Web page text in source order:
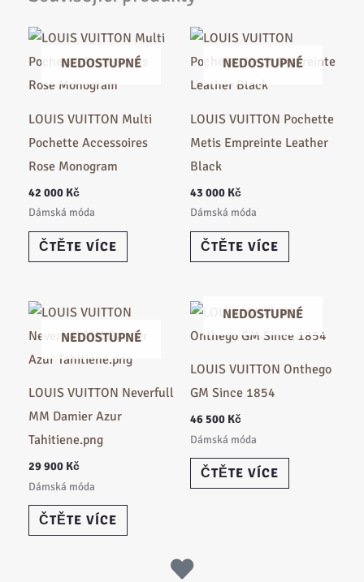
NEDOSTUPNÉ
LOUIS VUITTON Multi
Pochette Accessoires
Rose Monogram
42 000 Kč
Dámská móda
ČTĚTE VÍCE
NEDOSTUPNÉ
LOUIS VUITTON Pochette
Metis Empreinte Leather
Black
43 000 Kč
Dámská móda
ČTĚTE VÍCE
NEDOSTUPNÉ
LOUIS VUITTON Neverfull
MM Damier Azur
Tahitiene.png
29 900 Kč
Dámská móda
ČTĚTE VÍCE
NEDOSTUPNÉ
LOUIS VUITTON Onthego
GM Since 1854
46 500 Kč
Dámská móda
ČTĚTE VÍCE